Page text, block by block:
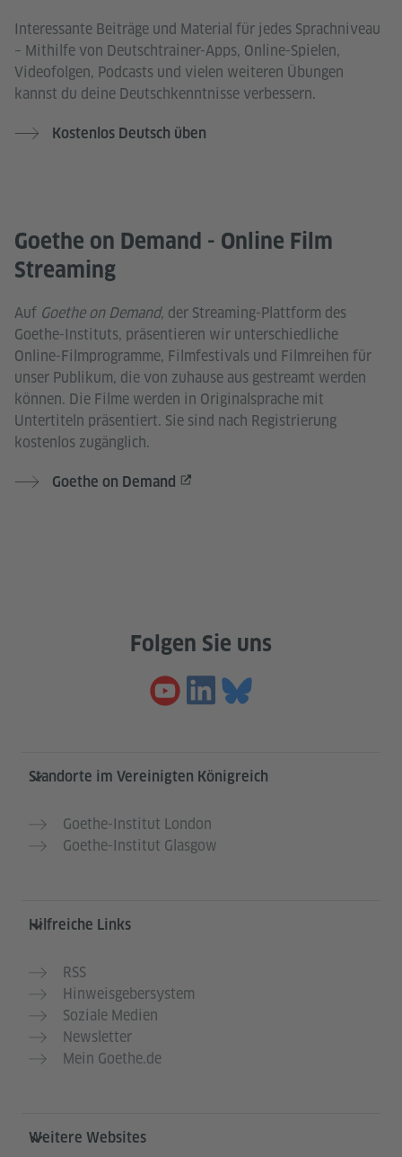
Interessante Beiträge und Material für jedes Sprachniveau
– Mithilfe von Deutschtrainer-Apps, Online-Spielen,
Videofolgen, Podcasts und vielen weiteren Übungen
kannst du deine Deutschkenntnisse verbessern.
Kostenlos Deutsch üben
Goethe on Demand - Online Film
Streaming
Auf Goethe on Demand, der Streaming-Plattform des
Goethe-Instituts, präsentieren wir unterschiedliche
Online-Filmprogramme, Filmfestivals und Filmreihen für
unser Publikum, die von zuhause aus gestreamt werden
können. Die Filme werden in Originalsprache mit
Untertiteln präsentiert. Sie sind nach Registrierung
kostenlos zugänglich.
Goethe on Demand
Folgen Sie uns
Service- und Informationsbereich
Standorte im Vereinigten Königreich
Goethe-Institut London
Goethe-Institut Glasgow
Hilfreiche Links
RSS
Hinweisgebersystem
Soziale Medien
Newsletter
Mein Goethe.de
Weitere Websites